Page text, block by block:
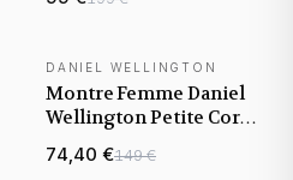
DW00100660 cadran
DANIEL WELLINGTON
Montre Femme Daniel
Wellington Petite Coral
32mm DW00100515
cadran rose nacre
74,40 €149 €